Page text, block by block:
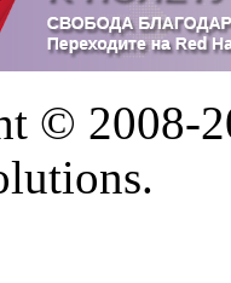
© 2008-